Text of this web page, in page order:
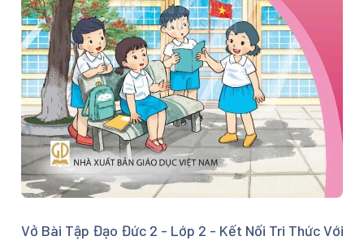
Vở Bài Tập Đạo Đức 2 - Lớp 2 - Kết Nối Tri Thức Với